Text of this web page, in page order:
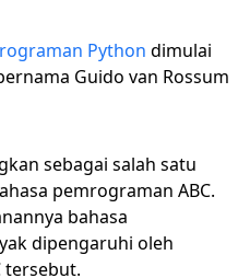
Python dimulai
Guido van Rossum
sebagai salah satu
pemrograman ABC.
bahasa
dipengaruhi oleh
tersebut.